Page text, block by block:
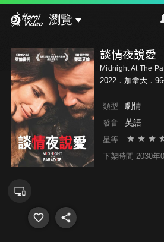
瀏覽
談情夜說愛
Midnight At The
2022．加拿大．96
類型 劇情
發音 英語
星等
下架時間 2030年